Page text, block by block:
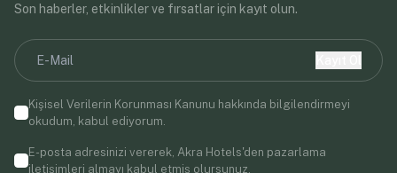
Son haberler, etkinlikler ve fırsatlar için kayıt olun.
Kişisel Verilerin Korunması Kanunu hakkında bilgilendirmeyi
okudum, kabul ediyorum.
E-posta adresinizi vererek, Akra Hotels'den pazarlama
iletişimleri almayı kabul etmiş olursunuz.